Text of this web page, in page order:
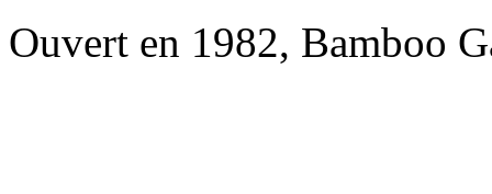
Ouvert en 1982, Bamboo